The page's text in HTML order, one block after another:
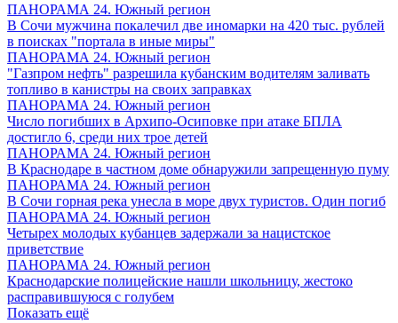
ПАНОРАМА 24. Южный регион
В Сочи мужчина покалечил две иномарки на 420 тыс. рублей
в поисках "портала в иные миры"
ПАНОРАМА 24. Южный регион
"Газпром нефть" разрешила кубанским водителям заливать
топливо в канистры на своих заправках
ПАНОРАМА 24. Южный регион
Число погибших в Архипо-Осиповке при атаке БПЛА
достигло 6, среди них трое детей
ПАНОРАМА 24. Южный регион
В Краснодаре в частном доме обнаружили запрещенную пуму
ПАНОРАМА 24. Южный регион
В Сочи горная река унесла в море двух туристов. Один погиб
ПАНОРАМА 24. Южный регион
Четырех молодых кубанцев задержали за нацистское
приветствие
ПАНОРАМА 24. Южный регион
Краснодарские полицейские нашли школьницу, жестоко
расправившуюся с голубем
Показать ещё